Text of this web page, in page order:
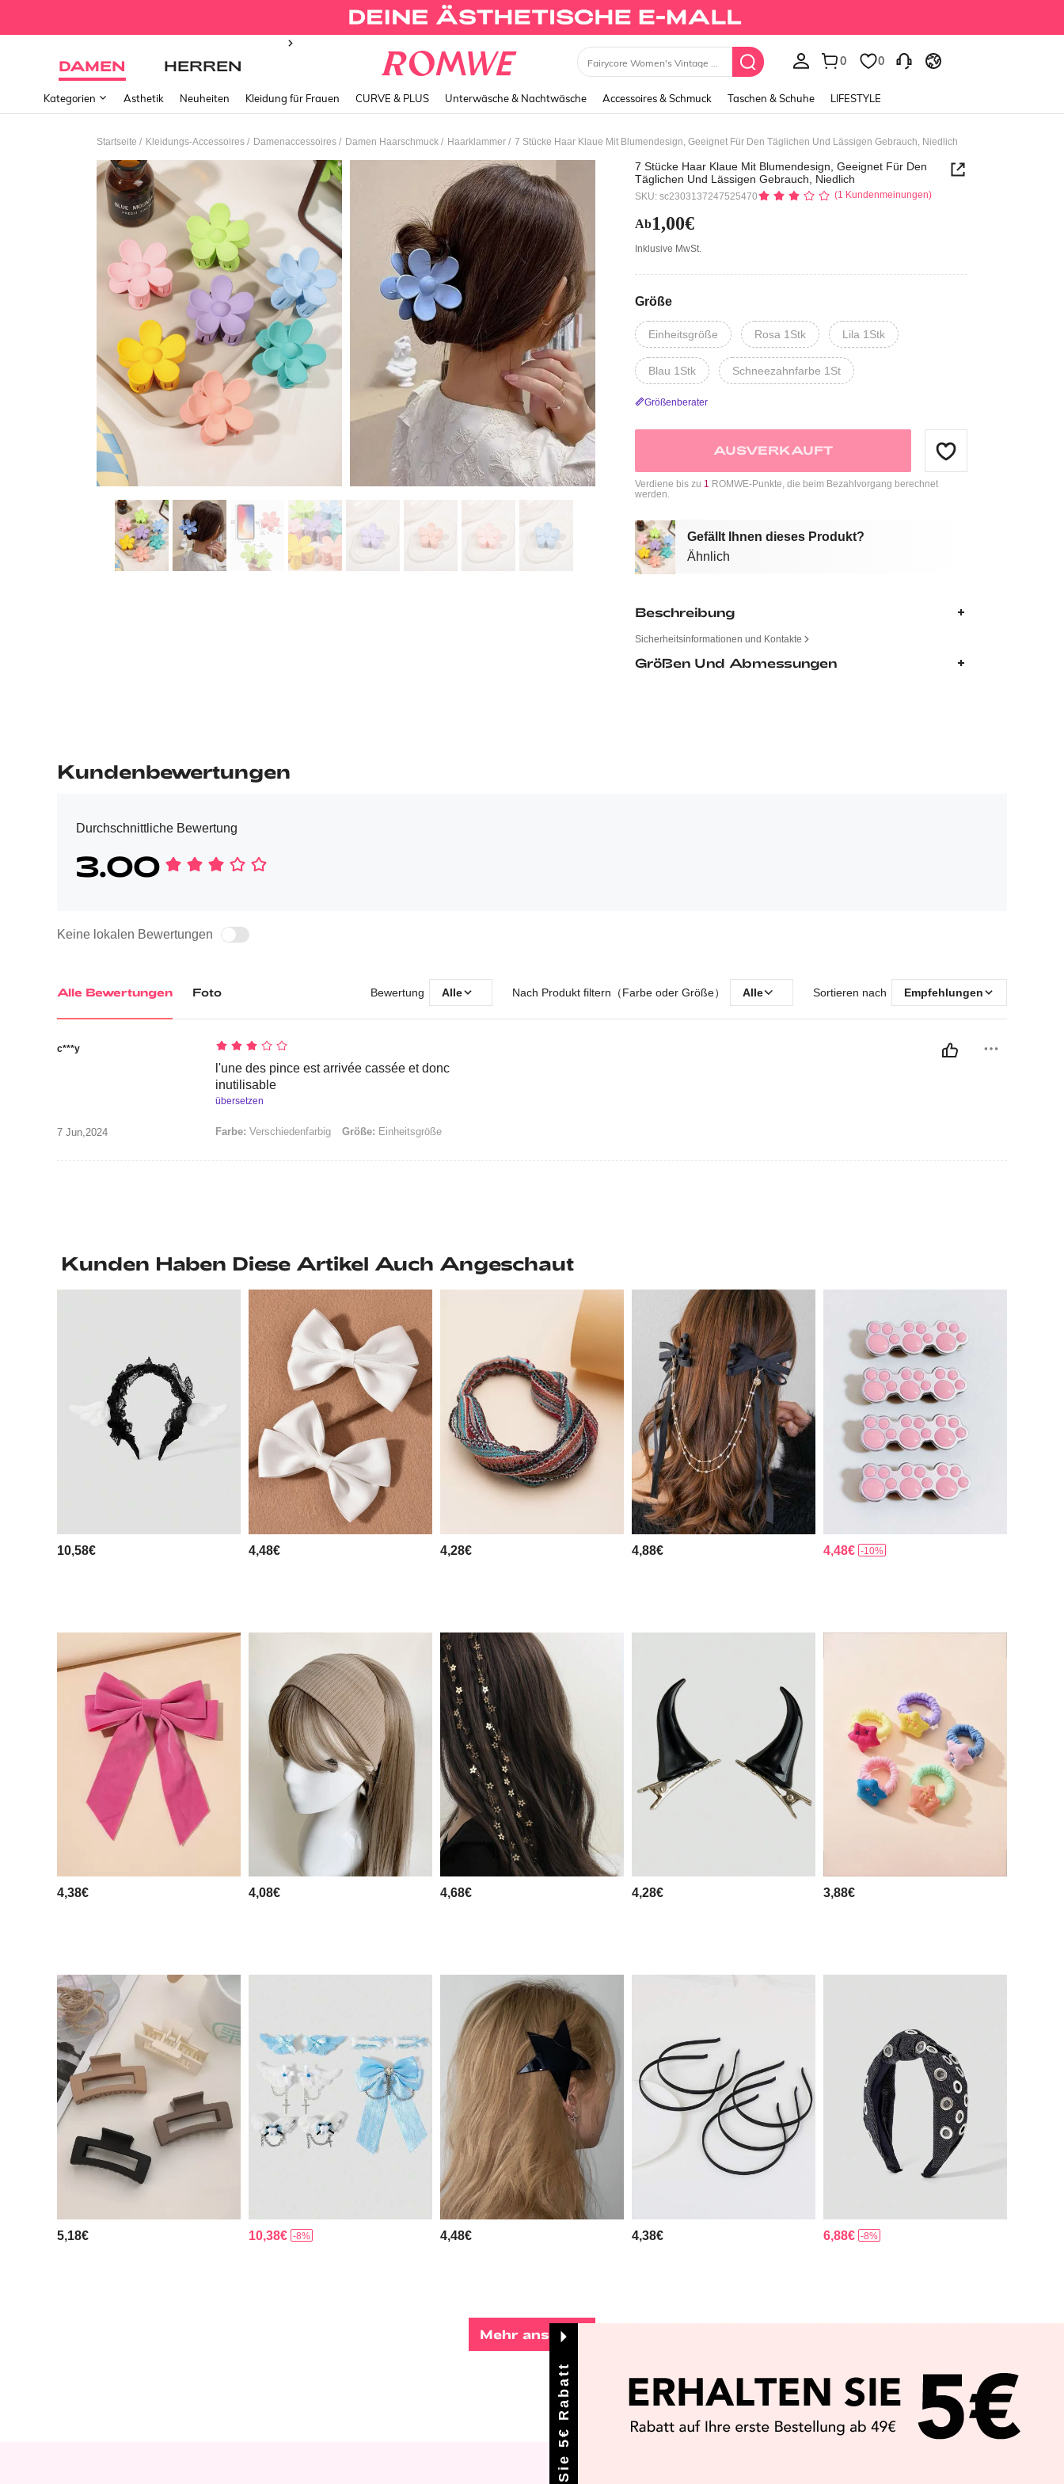
DAMEN HERREN 0
Kategorien Ästhetik Neuheiten Kleidung für Frauen CURVE & PLUS Unterwäsche & Nachtwäsche Accessoires & Schmuck Taschen & Schuhe LIFESTYLE
Startseite / Kleidungs-Accessoires / Damenaccessoires / Damen Haarschmuck / Haarklammer / 7 Stücke Haar Klaue Mit Blumendesign, Geeignet Für Den Täglichen Und Lässigen Gebrauch, Niedlich
7 Stücke Haar Klaue Mit Blumendesign, Geeignet Für Den
Täglichen Und Lässigen Gebrauch, Niedlich
SKU: sc2303137247525470 (1 Kundenmeinungen)
Ab1,00€
Inklusive MwSt.
Größe
Einheitsgröße Rosa 1Stk Lila 1Stk
Blau 1Stk Schneezahnfarbe 1St
Größenberater
AUSVERKAUFT
Verdiene bis zu 1 ROMWE-Punkte, die beim Bezahlvorgang berechnet
werden.
Gefällt Ihnen dieses Produkt?
Ähnlich
Beschreibung
Sicherheitsinformationen und Kontakte
Größen Und Abmessungen
Kundenbewertungen
Durchschnittliche Bewertung
3.00
Keine lokalen Bewertungen
Alle Bewertungen Foto Bewertung Alle Nach Produkt filtern（Farbe oder Größe） Alle Sortieren nach Empfehlungen
c***y
7 Jun,2024
l'une des pince est arrivée cassée et donc
inutilisable
übersetzen
Farbe: Verschiedenfarbig Größe: Einheitsgröße
Kunden Haben Diese Artikel Auch Angeschaut
10,58€ 4,48€ 4,28€ 4,88€ 4,48€ -10%
4,38€ 4,08€ 4,68€ 4,28€ 3,88€
5,18€ 10,38€ -8% 4,48€ 4,38€ 6,88€ -8%
Mehr ansehen